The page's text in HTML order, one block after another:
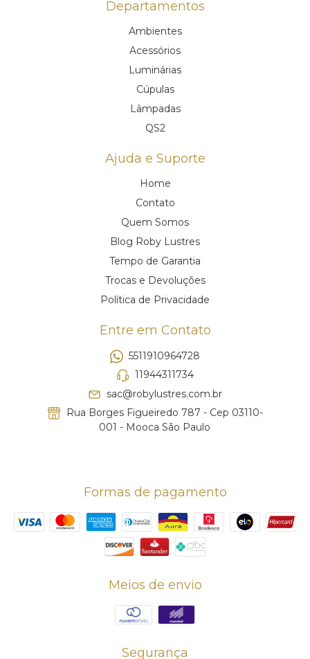
Departamentos
Ambientes
Acessórios
Luminárias
Cúpulas
Lâmpadas
QS2
Ajuda e Suporte
Home
Contato
Quem Somos
Blog Roby Lustres
Tempo de Garantia
Trocas e Devoluções
Política de Privacidade
Entre em Contato
5511910964728
11944311734
sac@robylustres.com.br
Rua Borges Figueiredo 787 - Cep 03110-
001 - Mooca São Paulo
Formas de pagamento
Meios de envio
Segurança